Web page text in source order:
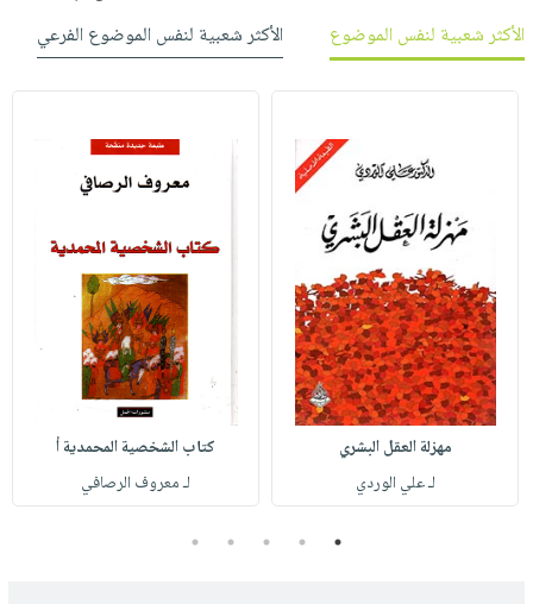
الأكثر شعبية لنفس الموضوع
الأكثر شعبية لنفس الموضوع الفرعي
مهزلة العقل البشري
لـ علي الوردي
كتاب الشخصية المحمدية أ
لـ معروف الرصافي
1
2
3
4
5